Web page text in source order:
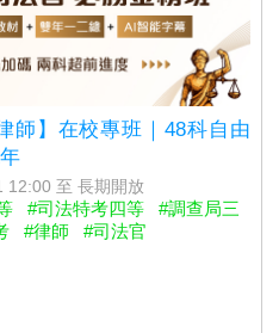
師】在校專班｜48科自由
12:00 至 長期開放
#司法特考四等
#調查局三
#律師 #司法官